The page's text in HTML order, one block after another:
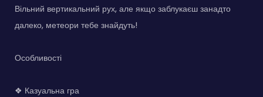
Вільний вертикальний рух, але якщо заблукаєш занадто
далеко, метеори тебе знайдуть!
Особливості
❖ Казуальна гра